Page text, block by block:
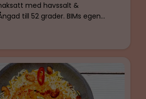
med havssalt &
till 52 grader. BIMs egen
med BIMs egen basilikaolja,
Glutenfri & Laktosfri.